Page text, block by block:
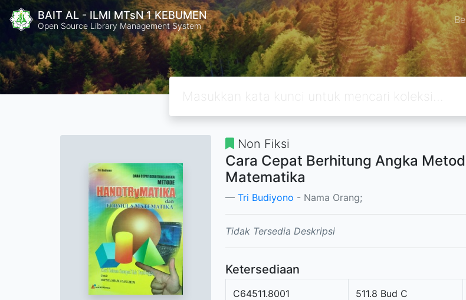
BAIT AL - ILMI MTsN 1 KEBUMEN
Open Source Library Management System
Non Fiksi
Cara Cepat Berhitung Angka
Matematika
Tri Budiyono - Nama Orang;
Tidak Tersedia Deskripsi
Ketersediaan
C64511.8001 511.8 Bud C